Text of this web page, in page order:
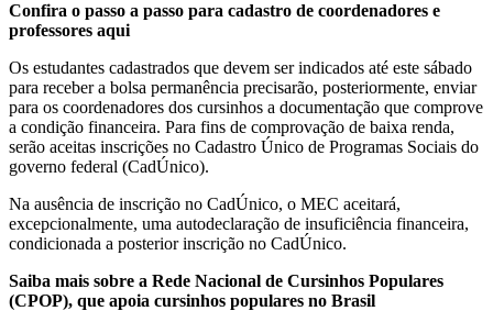
Confira o passo a passo para cadastro de coordenadores e
professores aqui
Os estudantes cadastrados que devem ser indicados até este sábado
para receber a bolsa permanência precisarão, posteriormente, enviar
para os coordenadores dos cursinhos a documentação que comprove
a condição financeira. Para fins de comprovação de baixa renda,
serão aceitas inscrições no Cadastro Único de Programas Sociais do
governo federal (CadÚnico).
Na ausência de inscrição no CadÚnico, o MEC aceitará,
excepcionalmente, uma autodeclaração de insuficiência financeira,
condicionada a posterior inscrição no CadÚnico.
Saiba mais sobre a Rede Nacional de Cursinhos Populares
(CPOP), que apoia cursinhos populares no Brasil